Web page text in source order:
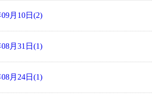
09月10日(2)
08月31日(1)
08月24日(1)